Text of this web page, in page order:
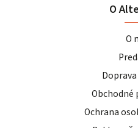
O
O
Obchodné
Ochrana